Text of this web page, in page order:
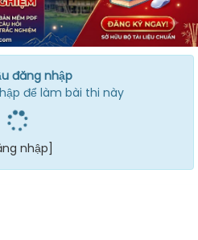
đăng nhập
để làm bài thi này
nhập]